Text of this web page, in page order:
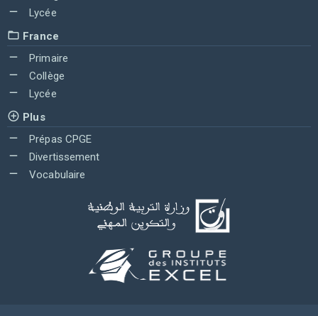
Lycée
France
Primaire
Collège
Lycée
Plus
Prépas CPGE
Divertissement
Vocabulaire